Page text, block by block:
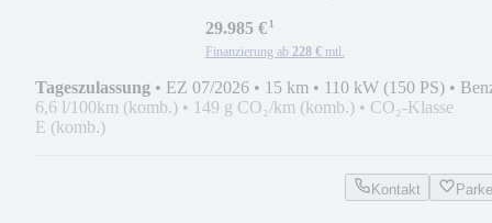
29.985 €¹
Finanzierung ab 228 € mtl.
Tageszulassung • EZ 07/2026 • 15 km • 110 kW (150 PS) •
6,6 l/100km (komb.) • 149 g CO₂/km (komb.) • CO₂-Klasse
E (komb.)
Kontakt